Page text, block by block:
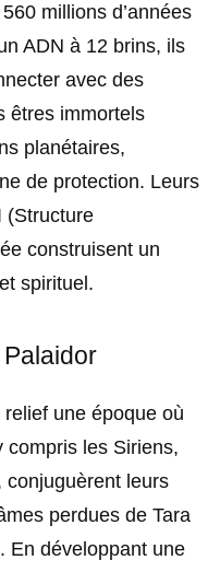
millions d’années
ADN à 12 brins, ils
avec des
êtres immortels
planétaires,
de protection. Leurs
(Structure
construisent un
spirituel.
Palaidor
une époque où
compris les Siriens,
conjuguèrent leurs
perdues de Tara
En développant une